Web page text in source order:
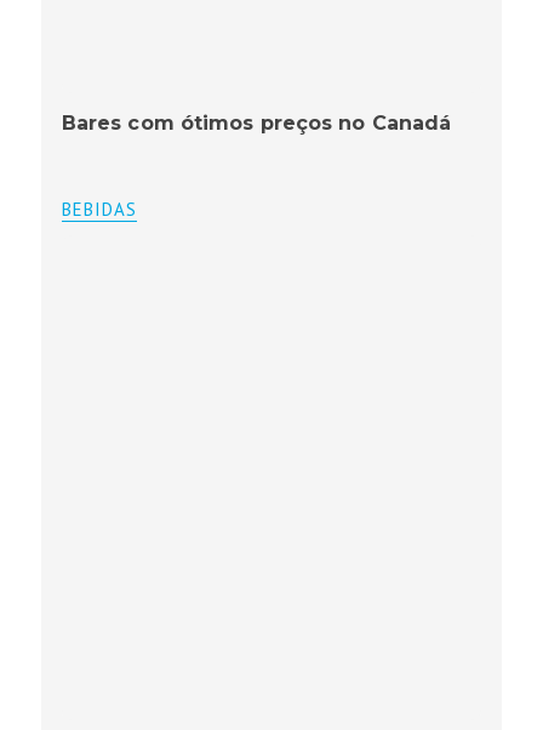
Bares com ótimos preços no Canadá
BEBIDAS